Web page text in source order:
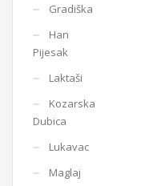
Gradiška
Han
Pijesak
Laktaši
Kozarska
Dubica
Lukavac
Maglaj